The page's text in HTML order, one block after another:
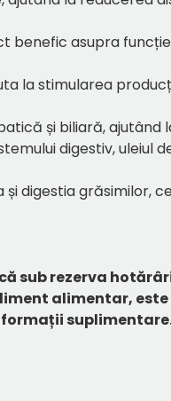
benefic asupra
la stimularea
și biliară,
digestiv,
digestia grăsimilor,
rezerva
alimentar,